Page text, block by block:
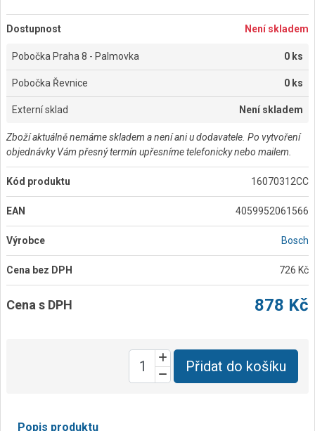
Dostupnost Není skladem
Pobočka Praha 8 - Palmovka 0 ks
Pobočka Řevnice 0 ks
Externí sklad Není skladem
Zboží aktuálně nemáme skladem a není ani u dodavatele. Po vytvoření
objednávky Vám přesný termín upřesníme telefonicky nebo mailem.
Kód produktu 16070312CC
EAN 4059952061566
Výrobce Bosch
Cena bez DPH 726 Kč
Cena s DPH 878 Kč
Přidat do košíku
Popis produktu